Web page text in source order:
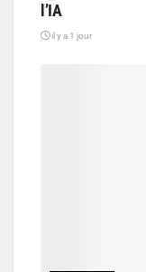
l’IA
il y a 1 jour